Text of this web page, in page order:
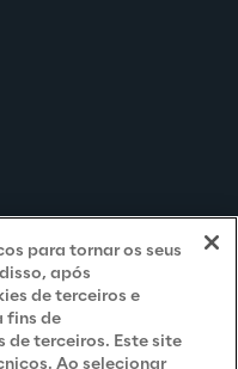
para tornar os seus
após
de terceiros e
fins de
terceiros. Este site
Ao selecionar